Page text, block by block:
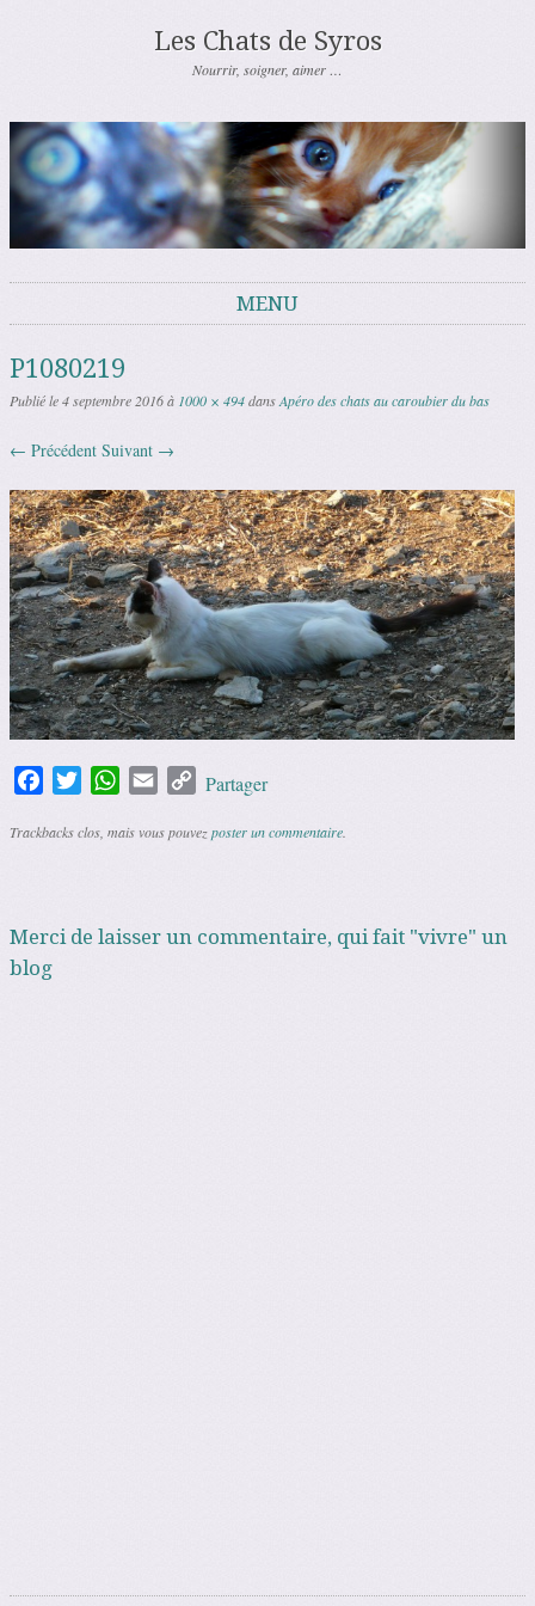
Les Chats de Syros
Nourrir, soigner, aimer …
MENU
P1080219
Publié le4 septembre 2016à 1000 × 494dansApéro des chats au caroubier du bas
← Précédent Suivant →
FacebookTwitterWhatsApp
Email Copy
Partager
Trackbacks clos, mais vous pouvezposter un commentaire
Merci de laisser un commentaire, qui fait "vivre" un
blog